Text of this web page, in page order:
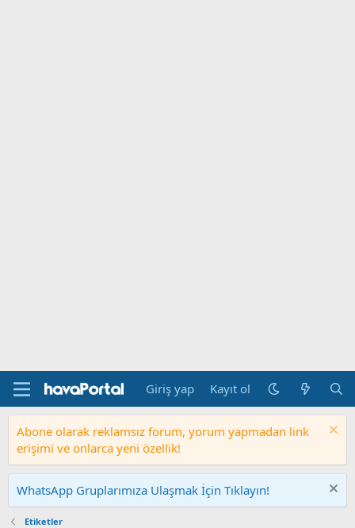
Giriş yap Kayıt ol
Abone olarak reklamsız forum, yorum yapmadan link
erişimi ve onlarca yeni özellik!
WhatsApp Gruplarımıza Ulaşmak İçin Tıklayın!
Etiketler